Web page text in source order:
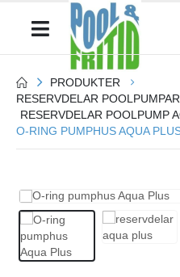
PRODUKTER
RESERVDELAR POOLPUMPAR
RESERVDELAR POOLPUMP
O-RING PUMPHUS AQUA